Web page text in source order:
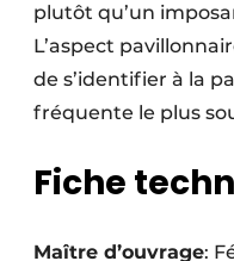
plutôt qu’un
L’aspect
de s’identifier à la
fréquente le plus
Fiche
Maître d’ouvrage: